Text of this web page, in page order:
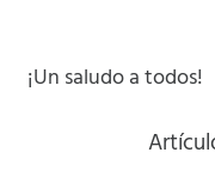
¡Un saludo a todos!